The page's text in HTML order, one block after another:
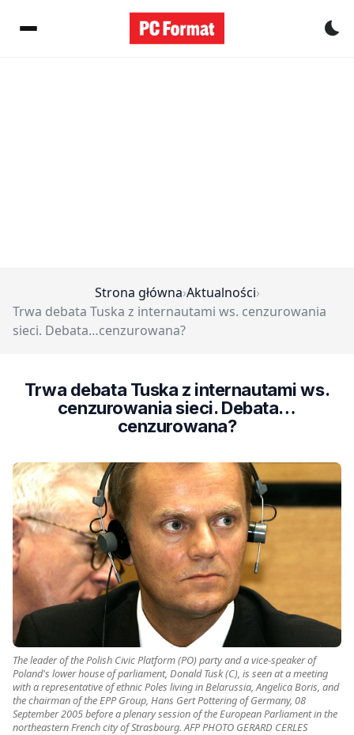
Strona główna›Aktualności›
Trwa debata Tuska z internautami ws. cenzurowania
sieci. Debata…cenzurowana?
Trwa debata Tuska z internautami ws.
cenzurowania sieci. Debata…
cenzurowana?
The leader of the Polish Civic Platform (PO) party and a vice-speaker of
Poland's lower house of parliament, Donald Tusk (C), is seen at a meeting
with a representative of ethnic Poles living in Belarussia, Angelica Boris, and
the chairman of the EPP Group, Hans Gert Pottering of Germany, 08
September 2005 before a plenary session of the European Parliament in the
northeastern French city of Strasbourg. AFP PHOTO GERARD CERLES